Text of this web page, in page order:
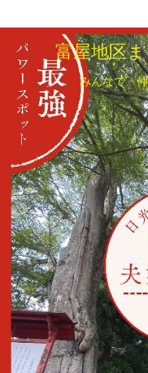
富屋地区
みんなで